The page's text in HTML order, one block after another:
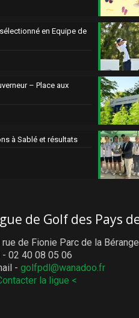
en Equipe de
– Place aux
à Sablé et résultats
de Golf des Pays
rue de Fionie Parc de la
02 40 08 05 06
- golfpdl@wanadoo.fr
la ligue <